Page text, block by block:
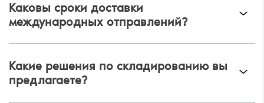
Каковы сроки доставки
международных отправлений?
Какие решения по складированию вы
предлагаете?